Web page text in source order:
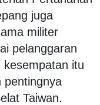
juga
militer
pelanggaran
itu
pentingnya
Taiwan.